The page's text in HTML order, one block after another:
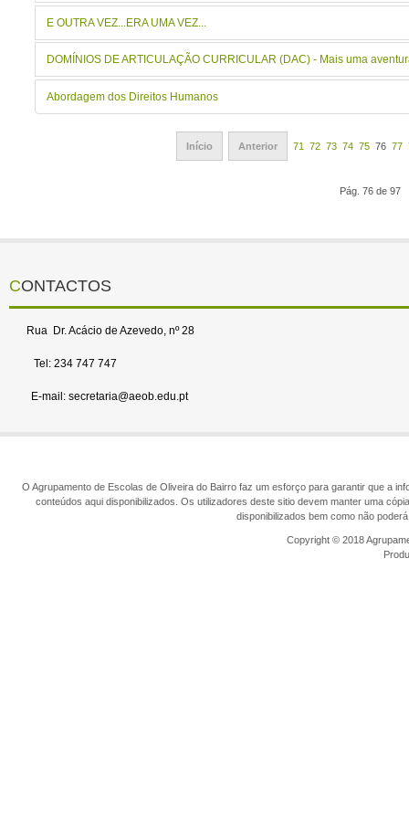
E OUTRA VEZ...ERA UMA VEZ...
DOMÍNIOS DE ARTICULAÇÃO CURRICULAR (DAC) - Mais uma
Abordagem dos Direitos Humanos
Início Anterior 71 72 73 74 75 76 77
Pág. 76 de 97
CONTACTOS
Rua Dr. Acácio de Azevedo, nº 28
Tel: 234 747 747
E-mail: secretaria@aeob.edu.pt
O Agrupamento de Escolas de Oliveira do Bairro faz um esforço para garantir que a
conteúdos aqui disponibilizados. Os utilizadores deste sitio devem manter uma
disponibilizados bem como não
Copyright © 2018